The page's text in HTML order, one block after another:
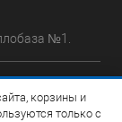
№1.
корзины и
только с